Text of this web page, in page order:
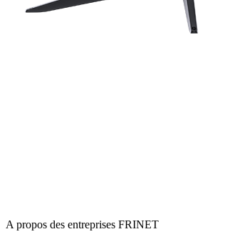
A propos des entreprises FRINET